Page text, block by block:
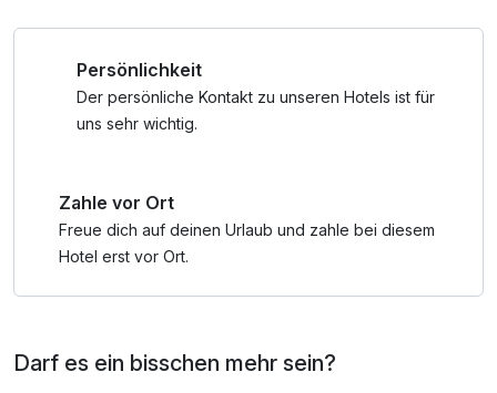
Persönlichkeit
Der persönliche Kontakt zu unseren Hotels ist für
uns sehr wichtig.
Zahle vor Ort
Freue dich auf deinen Urlaub und zahle bei diesem
Hotel erst vor Ort.
Darf es ein bisschen mehr sein?